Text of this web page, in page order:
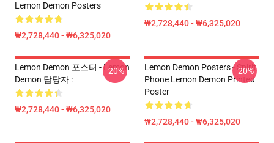
Lemon Demon Posters
₩2,728,440 - ₩6,325,020
₩2,728,440 - ₩6,325,020
Lemon Demon 포스터 - Lemon
Demon 담당자 :
₩2,728,440 - ₩6,325,020
-20%
Lemon Demon Posters - Spirit
Phone Lemon Demon Printed
Poster
₩2,728,440 - ₩6,325,020
-20%